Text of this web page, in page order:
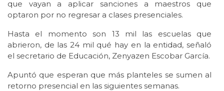
que vayan a aplicar sanciones a maestros que
optaron por no regresar a clases presenciales.
Hasta el momento son 13 mil las escuelas que
abrieron, de las 24 mil qué hay en la entidad, señaló
el secretario de Educación, Zenyazen Escobar García.
Apuntó que esperan que más planteles se sumen al
retorno presencial en las siguientes semanas.